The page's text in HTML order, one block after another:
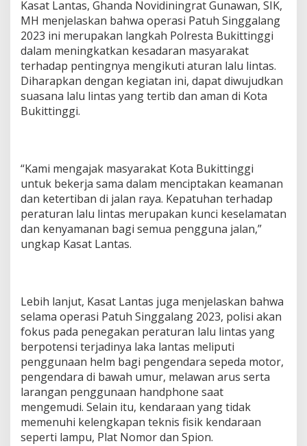
Kasat Lantas, Ghanda Novidiningrat Gunawan, SIK,
MH menjelaskan bahwa operasi Patuh Singgalang
2023 ini merupakan langkah Polresta Bukittinggi
dalam meningkatkan kesadaran masyarakat
terhadap pentingnya mengikuti aturan lalu lintas.
Diharapkan dengan kegiatan ini, dapat diwujudkan
suasana lalu lintas yang tertib dan aman di Kota
Bukittinggi.
“Kami mengajak masyarakat Kota Bukittinggi
untuk bekerja sama dalam menciptakan keamanan
dan ketertiban di jalan raya. Kepatuhan terhadap
peraturan lalu lintas merupakan kunci keselamatan
dan kenyamanan bagi semua pengguna jalan,”
ungkap Kasat Lantas.
Lebih lanjut, Kasat Lantas juga menjelaskan bahwa
selama operasi Patuh Singgalang 2023, polisi akan
fokus pada penegakan peraturan lalu lintas yang
berpotensi terjadinya laka lantas meliputi
penggunaan helm bagi pengendara sepeda motor,
pengendara di bawah umur, melawan arus serta
larangan penggunaan handphone saat
mengemudi. Selain itu, kendaraan yang tidak
memenuhi kelengkapan teknis fisik kendaraan
seperti lampu, Plat Nomor dan Spion.